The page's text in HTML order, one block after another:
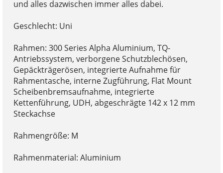
und alles dazwischen immer alles dabei.
Geschlecht: Uni
Rahmen: 300 Series Alpha Aluminium, TQ-
Antriebssystem, verborgene Schutzblechösen,
Gepäckträgerösen, integrierte Aufnahme für
Rahmentasche, interne Zugführung, Flat Mount
Scheibenbremsaufnahme, integrierte
Kettenführung, UDH, abgeschrägte 142 x 12 mm
Steckachse
Rahmengröße: M
Rahmenmaterial: Aluminium